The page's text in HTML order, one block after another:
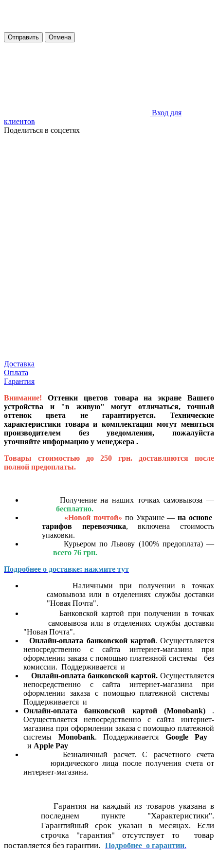
Отправить Отмена
Вход для
клиентов
Поделиться в соцсетях
Доставка
Оплата
Гарантия
Внимание!
Оттенки цветов товара на экране Вашего
устройства и "в живую" могут отличаться, точный
оттенок цвета не гарантируется. Технические
характеристики товара и комплектация могут меняться
производителем без уведомления, пожалуйста
уточняйте информацию у менеджера .
Товары стоимостью до 250 грн. доставляются после
полной предоплаты.
Получение на наших точках самовывоза —
бесплатно.
«Новой почтой» по Украине —на основе
тарифов перевозчика, включена стоимость
упаковки.
Курьером по Львову (100% предоплата) —
всего 76 грн.
Подробнее о доставке: нажмите тут
Наличными при получении в точках
самовывоза или в отделениях службы доставки
"Новая Почта".
Банковской картой при получении в точках
самовывоза или в отделениях службы доставки
"Новая Почта".
Онлайн-оплата банковской картой. Осуществляется
непосредственно с сайта интернет-магазина при
оформлении заказа с помощью платежной системы
без
комиссии. Поддерживается и
Онлайн-оплата банковской картой.Осуществляется
непосредственно с сайта интернет-магазина при
оформлении заказа с помощью платежной системы
Поддерживается и
Онлайн-оплата банковской картой
(Monobank).
Осуществляется непосредственно с сайта интернет-
магазина при оформлении заказа с помощью платежной
системы Monobank. Поддерживается Google Pay
и Apple Pay
Безналичный расчет. С расчетного счета
юридического лица после получения счета от
интернет-магазина.
Гарантия на каждый из товаров указана в
последнем пункте "Характеристики".
Гарантийный срок указан в месяцах. Если
строчка "гарантия" отсутствует то товар
поставляется без гарантии.
Подробнее о гарантии.